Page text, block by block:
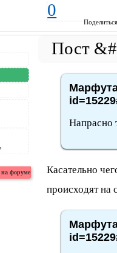
0
Напрасно
Касательно
происходят на